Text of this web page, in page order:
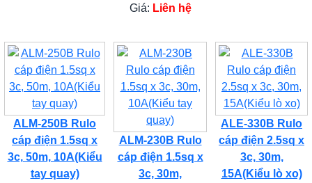
Giá: Liên hệ
ALM-250B Rulo
cáp điện 1.5sq x
3c, 50m, 10A(Kiểu
tay quay)
ALM-230B Rulo
cáp điện 1.5sq x
3c, 30m,
ALE-330B Rulo
cáp điện 2.5sq x
3c, 30m,
15A(Kiểu lò xo)